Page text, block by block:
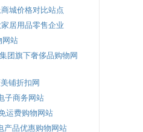
城价格对比站点
居用品零售企业
网站
团旗下奢侈品购物网
铺折扣网
子商务网站
运费购物网站
产品优惠购物网站